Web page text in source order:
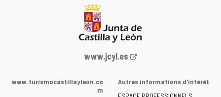
Portail
la
www.jcyl.es
www.turismocastillayleon.co
m
Autres informations d'intérêt